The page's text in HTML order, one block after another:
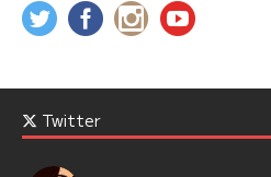
Twitter